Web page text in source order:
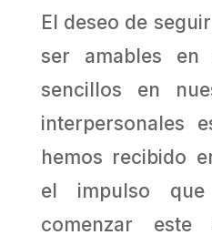
El deseo de
ser amables
sencillos en
interpersonales
hemos recibido
el impulso
comenzar